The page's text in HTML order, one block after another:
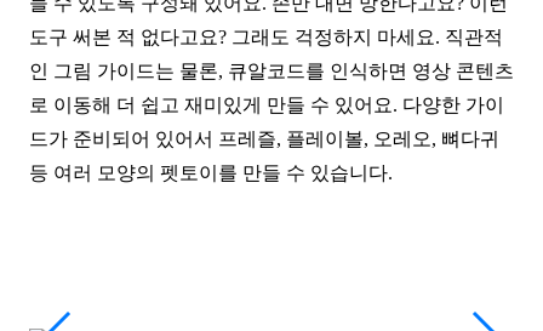
도구 써본 적 없다고요? 그래도 걱정하지 마세요. 직관적
인 그림 가이드는 물론, 큐알코드를 인식하면 영상 콘텐츠
로 이동해 더 쉽고 재미있게 만들 수 있어 요. 다양한 가이
드가 준비되어 있어서 프레즐, 플레이볼, 오레오, 뼈다귀
등 여러 모양의 펫토이를 만들 수 있습니다.